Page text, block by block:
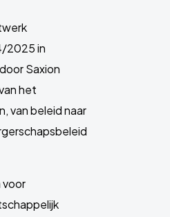
2025 in
Saxion
het
van beleid naar
voor